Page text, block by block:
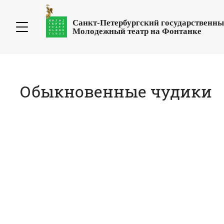
Санкт-Петербургский
Молодежный театр на Фонтанке
Обыкновенные чудики